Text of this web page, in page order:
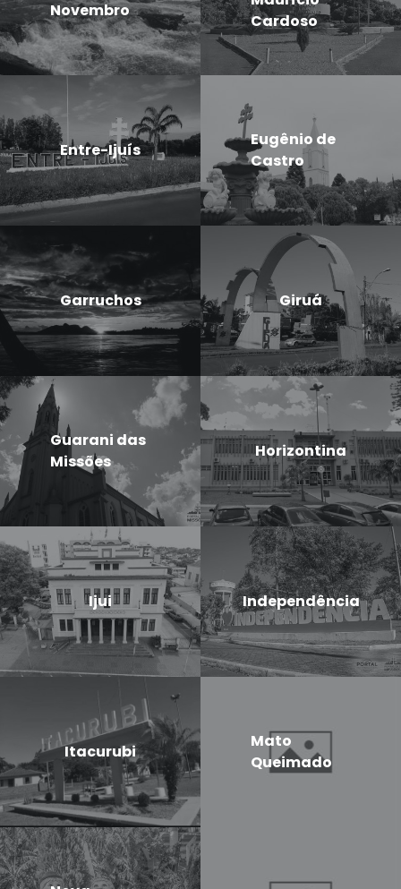
Novembro
Cardoso
Entre-Ijuís
Eugênio de
Castro
Garruchos Giruá
Guarani das
Missões
Horizontina
Ijui Independência
Itacurubi
Mato
Queimado